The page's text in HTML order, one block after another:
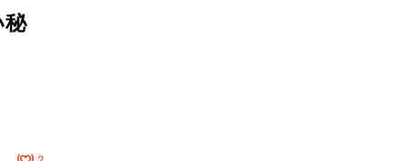
秘